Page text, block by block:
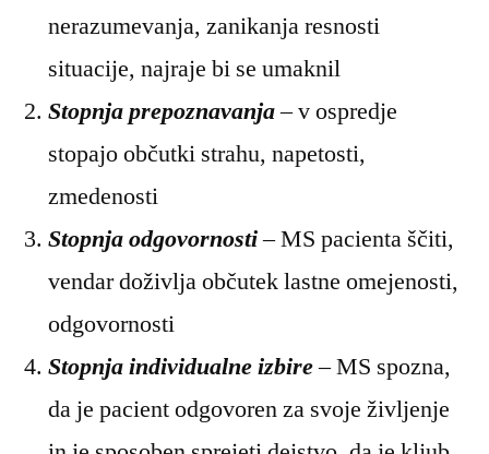
nerazumevanja, zanikanja resnosti
situacije, najraje bi se umaknil
Stopnja prepoznavanja– v ospredje
stopajo občutki strahu, napetosti,
zmedenosti
Stopnja odgovornosti– MS pacienta ščiti,
vendar doživlja občutek lastne omejenosti,
odgovornosti
Stopnja individualne izbire– MS spozna,
da je pacient odgovoren za svoje življenje